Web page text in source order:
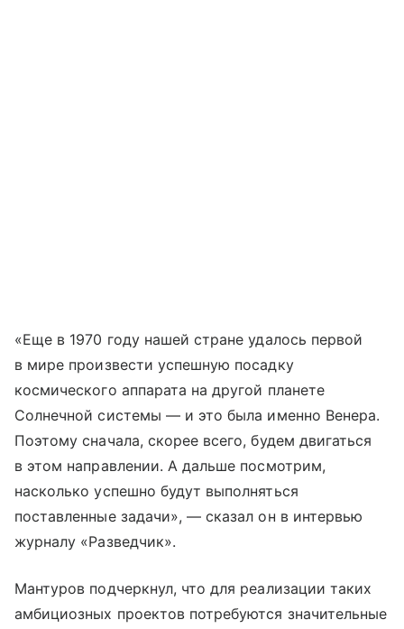
«Еще в 1970 году нашей стране удалось первой
в мире произвести успешную посадку
космического аппарата на другой планете
Солнечной системы — и это была именно Венера.
Поэтому сначала, скорее всего, будем двигаться
в этом направлении. А дальше посмотрим,
насколько успешно будут выполняться
поставленные задачи», — сказал он в интервью
журналу «Разведчик».
Мантуров подчеркнул, что для реализации таких
амбициозных проектов потребуются значительные